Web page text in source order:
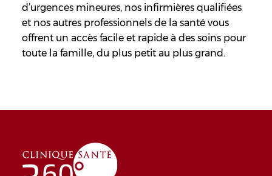
d’urgences mineures, nos infirmières qualifiées
et nos autres professionnels de la santé vous
offrent un accès facile et rapide à des soins pour
toute la famille, du plus petit au plus grand.